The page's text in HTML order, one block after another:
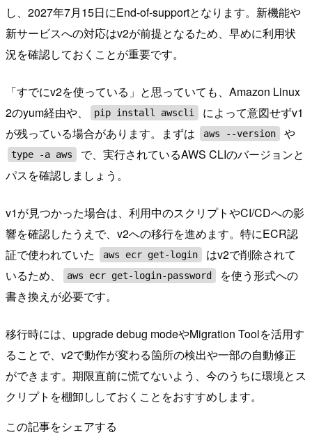
し、2027年7月15日にEnd-of-supportとなります。新機能や
新サービスへの対応はv2が前提となるため、早めに利用状
況を確認しておくことが重要です。
「すでにv2を使っている」と思っていても、Amazon Linux
2のyum経由や、
pip install awscli
によって意図せずv1
が残っている場合があります。まずは
aws --version や
type -a aws
で、実行されているAWS CLIのバージョンと
パスを確認しましょう。
v1が見つかった場合は、利用中のスクリプトやCI/CDへの影
響を確認したうえで、v2への移行を進めます。特にECR認
証で使われていた
aws ecr get-login
はv2で削除されて
いるため、
aws ecr get-login-password
を使う形式への
書き換えが必要です。
移行時には、upgrade debug modeやMigration Toolを活用す
ることで、v2で動作が変わる箇所の検出や一部の自動修正
ができます。期限直前に慌てないよう、今のうちに環境とス
クリプトを棚卸ししておくことをおすすめします。
この記事をシェアする